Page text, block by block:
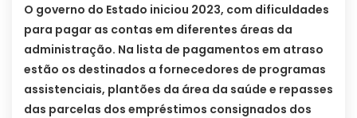
O governo do Estado iniciou 2023, com dificuldades
para pagar as contas em diferentes áreas da
administração. Na lista de pagamentos em atraso
estão os destinados a fornecedores de programas
assistenciais, plantões da área da saúde e repasses
das parcelas dos empréstimos consignados dos